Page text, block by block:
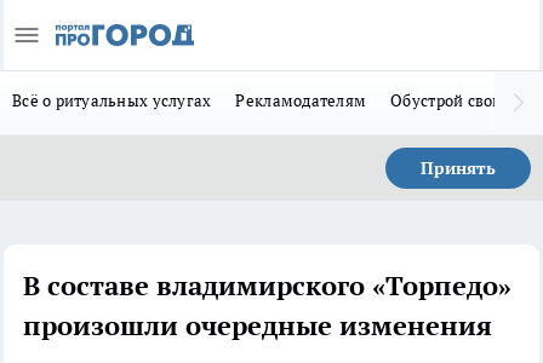
Всё о ритуальных услугах Рекламодателям Обустрой свой дом
Принять
В составе владимирского «Торпедо»
произошли очередные изменения